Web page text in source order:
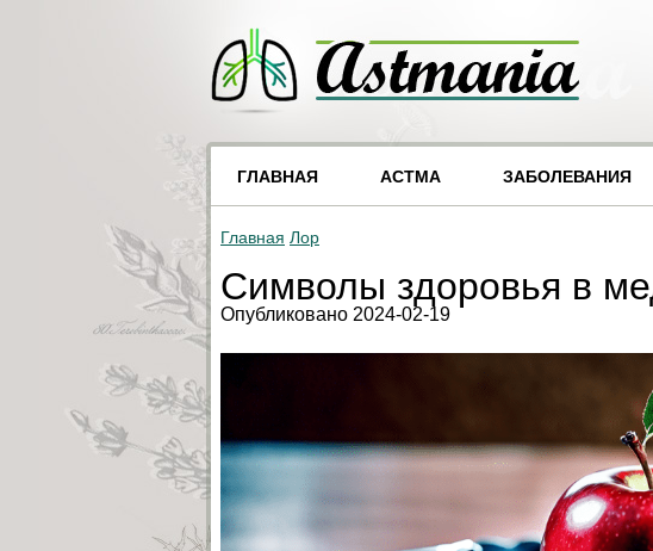
ГЛАВНАЯ АСТМА ЗАБОЛЕВАНИЯ
Главная Лор
Символы здоровья в
Опубликовано 2024-02-19